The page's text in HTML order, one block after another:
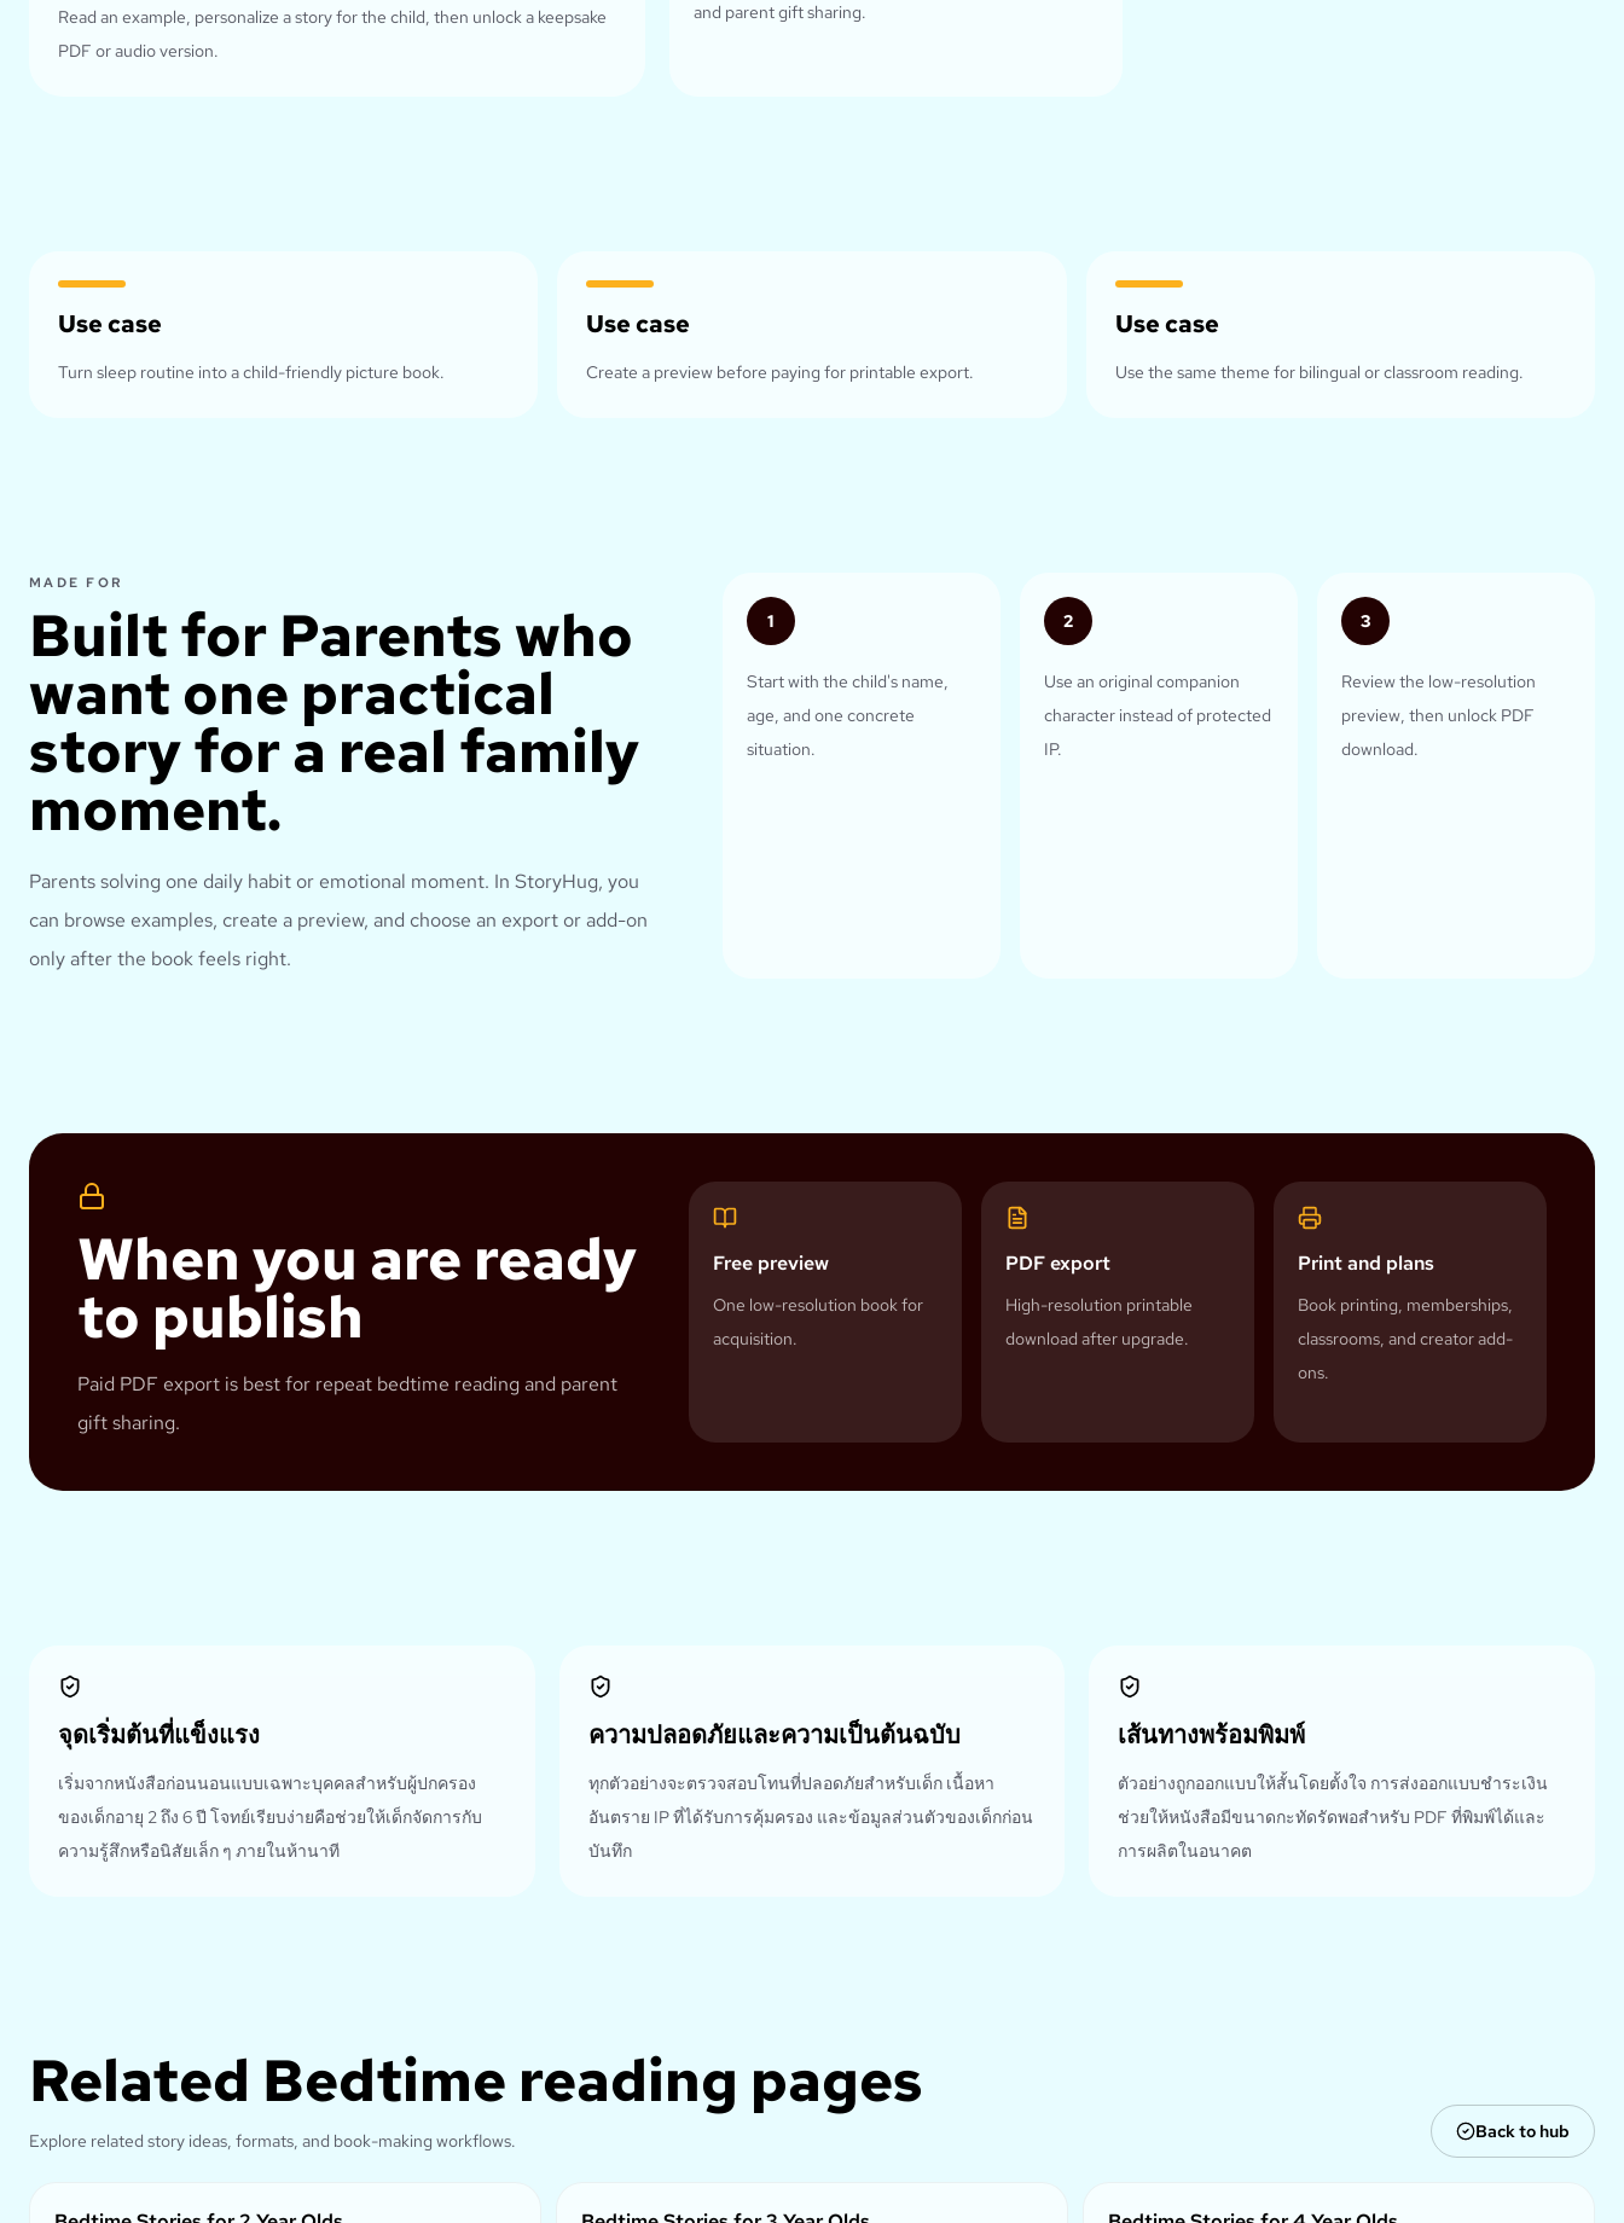
Read an example, personalize a story for the child, then unlock a keepsake
PDF or audio version.
and parent gift sharing.
Use case
Turn sleep routine into a child-friendly picture book.
Use case
Create a preview before paying for printable export.
Use case
Use the same theme for bilingual or classroom reading.
MADE FOR
Built for Parents who
want one practical
story for a real family
moment.
Parents solving one daily habit or emotional moment. In StoryHug, you
can browse examples, create a preview, and choose an export or add-on
only after the book feels right.
1
Start with the child's name,
age, and one concrete
situation.
2
Use an original companion
character instead of protected
IP.
3
Review the low-resolution
preview, then unlock PDF
download.
When you are ready
to publish
Paid PDF export is best for repeat bedtime reading and parent
gift sharing.
Free preview
One low-resolution book for
acquisition.
PDF export
High-resolution printable
download after upgrade.
Print and plans
Book printing, memberships,
classrooms, and creator add-
ons.
จุดเริ่มต้นที่แข็งแรง
เริ่มจากหนังสือก่อนนอนแบบเฉพาะบุคคลสำหรับผู้ปกครอง
ของเด็กอายุ 2 ถึง 6 ปี โจทย์เรียบง่ายคือช่วยให้เด็กจัดการกับ
ความรู้สึกหรือนิสัยเล็ก ๆ ภายในห้านาที
ความปลอดภัยและความเป็นต้นฉบับ
ทุกตัวอย่างจะตรวจสอบโทนที่ปลอดภัยสำหรับเด็ก เนื้อหา
อันตราย IP ที่ได้รับการคุ้มครอง และข้อมูลส่วนตัวของเด็กก่อน
บันทึก
เส้นทางพร้อมพิมพ์
ตัวอย่างถูกออกแบบให้สั้นโดยตั้งใจ การส่งออกแบบชำระเงิน
ช่วยให้หนังสือมีขนาดกะทัดรัดพอสำหรับ PDF ที่พิมพ์ได้และ
การผลิตในอนาคต
Related Bedtime reading pages
Explore related story ideas, formats, and book-making workflows. Back to hub